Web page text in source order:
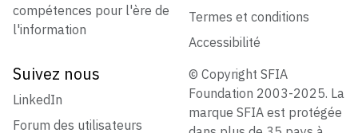
compétences pour l'ère de
l'information
Termes et conditions
Accessibilité
Suivez nous
LinkedIn
Forum des utilisateurs
© Copyright SFIA
Foundation 2003-2025. La
marque SFIA est protégée